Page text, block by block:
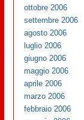
ottobre 2006
settembre 2006
agosto 2006
luglio 2006
giugno 2006
maggio 2006
aprile 2006
marzo 2006
febbraio 2006